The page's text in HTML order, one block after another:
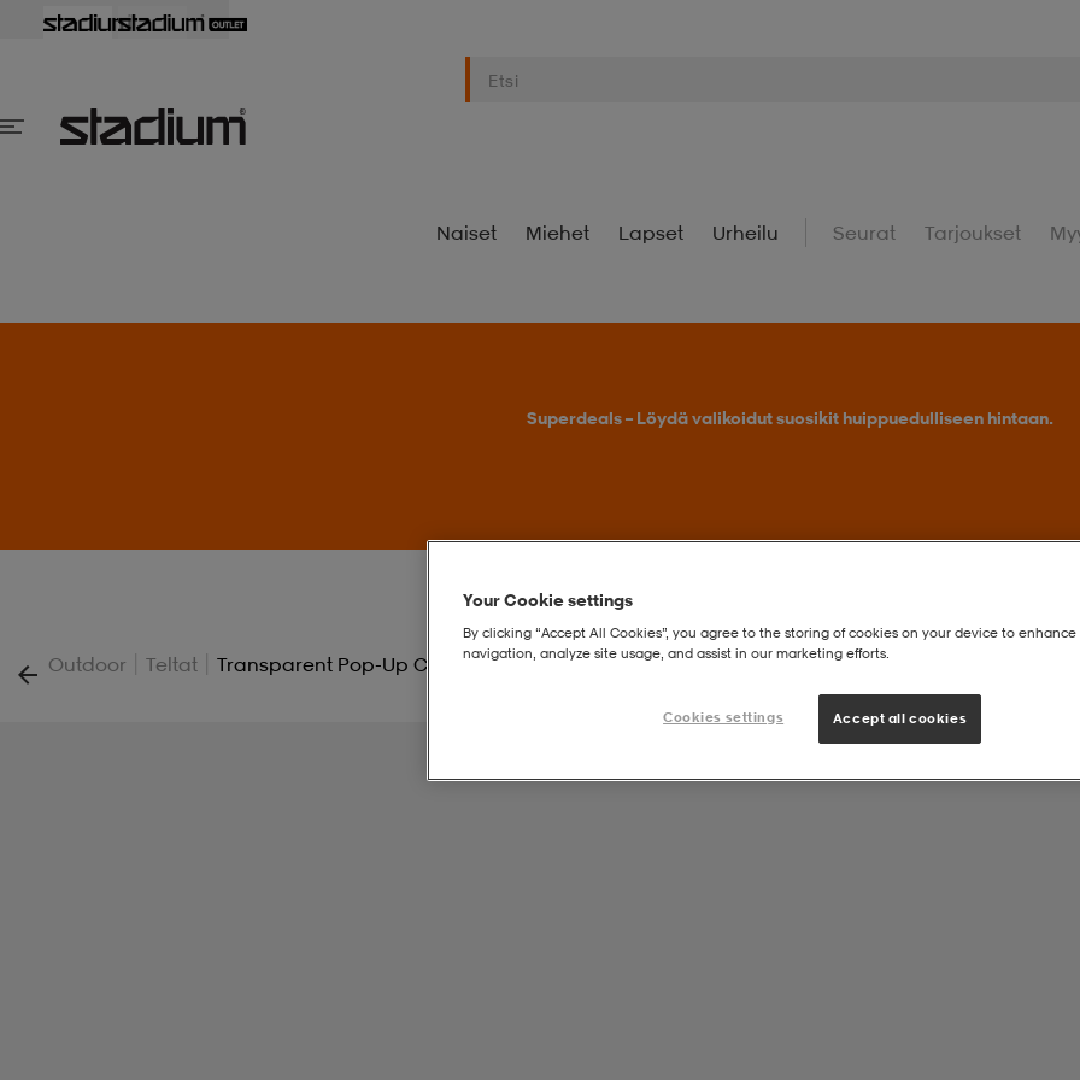
Naiset Miehet Lapset Urheilu Seurat Tarjoukset
Superdeals – Löydä valikoidut suosikit huippuedulliseen hintaan.
Outdoor | Teltat | Transparent Pop-Up Camping Tent, All-Weather, 160x160x176 Cm
Your Cookie settings
By clicking “Accept All Cookies”, you agree to the storing of cookies on your device to enhance
navigation, analyze site usage, and assist in our marketing efforts.
Cookies settings Accept all cookies